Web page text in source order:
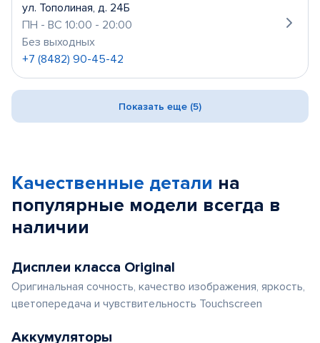
ул. Тополиная, д. 24Б
ПН - ВС 10:00 - 20:00
Без выходных
+7 (8482) 90-45-42
Показать еще (5)
Качественные детали на
популярные модели всегда в
наличии
Дисплеи класса Original
Оригинальная сочность, качество изображения, яркость,
цветопередача и чувствительность Touchscreen
Аккумуляторы